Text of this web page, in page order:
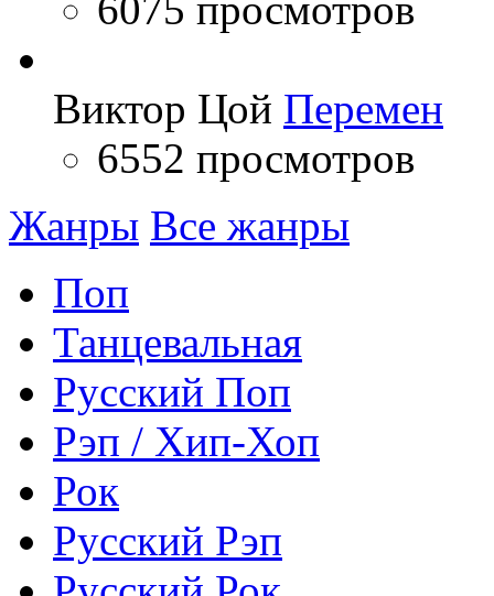
Виктор Цой Перемен
6552 просмотров
Жанры Все жанры
Поп
Танцевальная
Русский Поп
Рэп / Хип-Хоп
Рок
Русский Рэп